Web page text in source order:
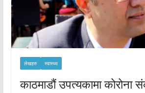
लेखहरु स्वास्थ्य
काठमाडौं उपत्यकामा